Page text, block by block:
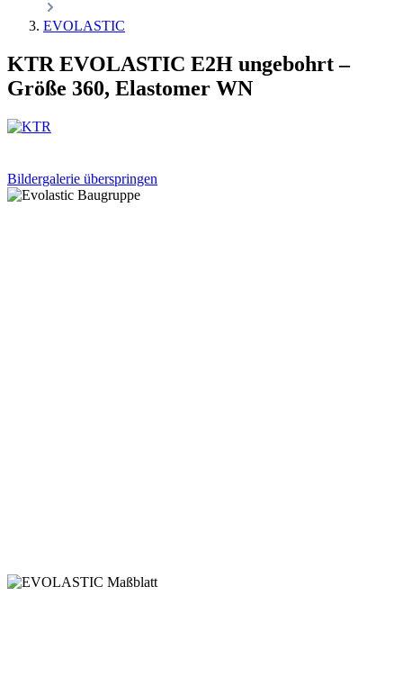
EVOLASTIC
KTR EVOLASTIC E2H ungebohrt –
Größe 360, Elastomer WN
Bildergalerie überspringen